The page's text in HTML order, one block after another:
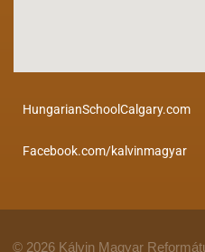
HungarianSchoolCalgary.com
Facebook.com/kalvinmagyar
© 2026 Kálvin Magyar